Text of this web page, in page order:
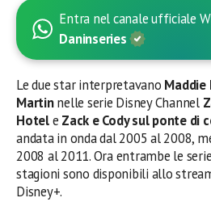
Entra nel canale ufficiale
Daninseries
Le due star interpretavano Maddie
Martinnelle serie Disney Channel
Hotele Zack e Cody sul ponte di
andata in onda dal 2005 al 2008,
2008 al 2011. Ora entrambe le
stagioni sono disponibili allo
Disney+.